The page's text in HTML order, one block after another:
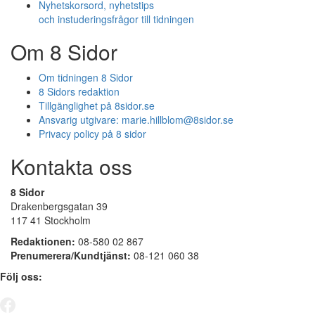
Nyhetskorsord, nyhetstips
och instuderingsfrågor till tidningen
Om 8 Sidor
Om tidningen 8 Sidor
8 Sidors redaktion
Tillgänglighet på 8sidor.se
Ansvarig utgivare: marie.hillblom@8sidor.se
Privacy policy på 8 sidor
Kontakta oss
8 Sidor
Drakenbergsgatan 39
117 41 Stockholm
Redaktionen: 08-580 02 867
Prenumerera/Kundtjänst: 08-121 060 38
Följ oss: